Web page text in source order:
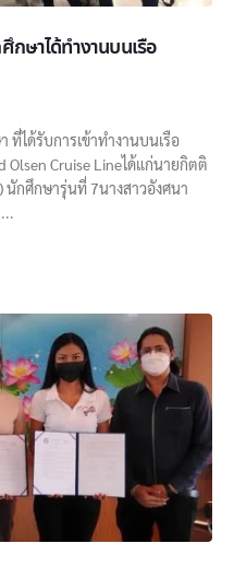
ษาได้ทำงานบนเรือ
ที่ได้รับการเข้าทำงานบนเรือ
Cruise​ Line​ ได้แก่นายกิตติ
กศึกษารุ่นที่ 7นางสาวอังศนา